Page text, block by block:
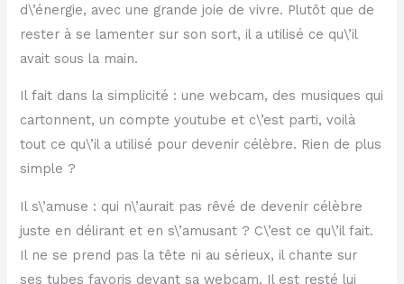
d\’énergie, avec une grande joie de vivre. Plutôt que de
rester à se lamenter sur son sort, il a utilisé ce qu\’il
avait sous la main.
Il fait dans la simplicité : une webcam, des musiques qui
cartonnent, un compte youtube et c\’est parti, voilà
tout ce qu\’il a utilisé pour devenir célèbre. Rien de plus
simple ?
Il s\’amuse : qui n\’aurait pas rêvé de devenir célèbre
juste en délirant et en s\’amusant ? C\’est ce qu\’il fait.
Il ne se prend pas la tête ni au sérieux, il chante sur
ses tubes favoris devant sa webcam. Il est resté lui